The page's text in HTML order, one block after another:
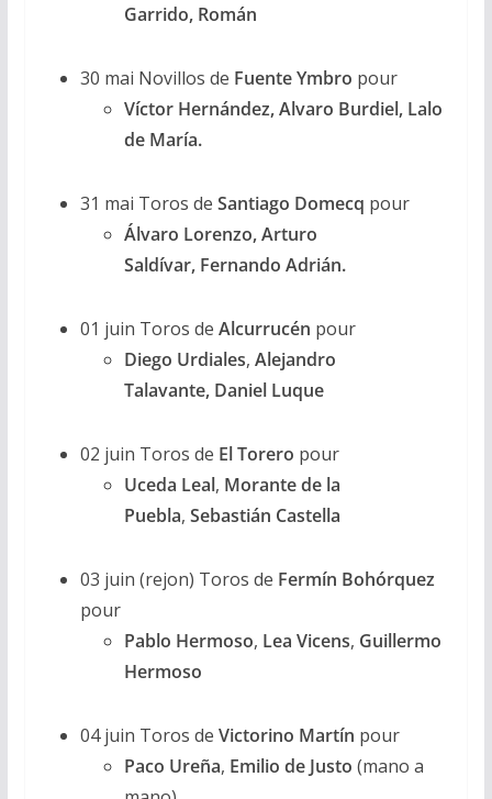
Garrido, Román
30 mai Novillos de Fuente Ymbro pour
Víctor Hernández,Alvaro Burdiel, Lalo
de María.
31 mai Toros de Santiago Domecq pour
Álvaro Lorenzo,Arturo
Saldívar, Fernando Adrián.
01 juin Toros de Alcurrucén pour
Diego Urdiales, Alejandro
Talavante, Daniel Luque
02 juin Toros de El Torero pour
Uceda Leal, Morante de la
Puebla, Sebastián Castella
03 juin (rejon) Toros de Fermín Bohórquez
pour
Pablo Hermoso, Lea Vicens, Guillermo
Hermoso
04 juin Toros de Victorino Martín pour
Paco Ureña, Emilio de Justo (mano a